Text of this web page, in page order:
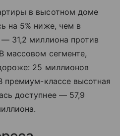
в высотном доме
на 5% ниже, чем в
31,2 миллиона против
массовом сегменте,
25 миллионов
премиум-классе высотная
доступнее — 57,9